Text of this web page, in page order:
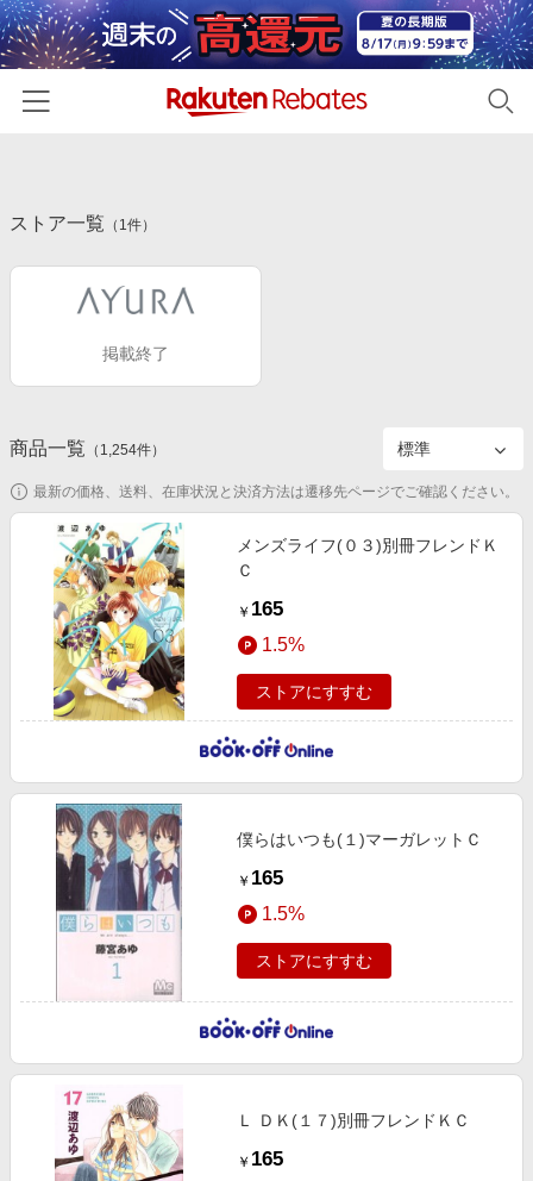
カテゴリー一覧
百貨店・総合ECモール
ファッション・インナー・小物
食品・スイーツ・お酒
日用品・キッチン用品
エンタメ
スポーツ・アウトドア・ゴルフ
インテリア・寝具
ペット・花・DIY・車
旅行・レジャー・ホテル予約
金融・マネー・保険
デジタルコンテンツ
ビジネス・その他サービス
初回購入者限定特典
新着ストアのご紹介
電子書籍特集
楽天ペイ導入ストア
楽天サービス特集
旅行特集
わくわく夏特集
とことん買い物チャレンジ
Apple公式サイト×楽天カード分割払い
Samsung ボーナスキャンペーン
週末の高還元 夏の長期版
友達紹介
楽天IDでログイン/会員登録
ストア一覧 （ 1件）
掲載終了
商品一覧 （ 1,254件）
最新の価格、送料、在庫状況と決済方法は遷移先ページでご確認ください。
メンズライフ(０３)別冊フレンドＫ
Ｃ
￥ 165
1.5%
ストアにすすむ
僕らはいつも(１)マーガレットＣ
￥ 165
1.5%
ストアにすすむ
Ｌ ＤＫ(１７)別冊フレンドＫＣ
￥ 165